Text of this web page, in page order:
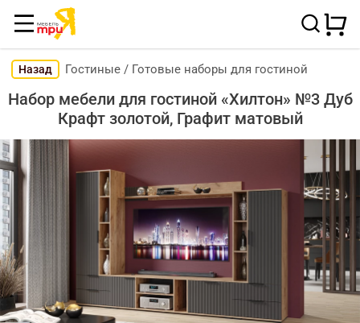
Назад Гостиные / Готовые наборы для гостиной
Набор мебели для гостиной «Хилтон» №3 Дуб
Крафт золотой, Графит матовый